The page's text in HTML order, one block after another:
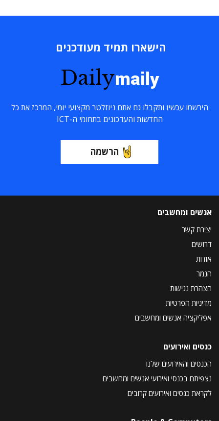
הישארו תמיד מעודכנים
Dailymaily
הירשמו עכשיו ותקבלו גם אתם ניוזלטר מקצועי יומי, המרכז את כל
החדשות והעדכונים בתחומי ה-ICT
הרשמה
אנשים ומחשבים
יצירת קשר
דרושים
אודות
הנמר
הצהרת נגישות
מדיניות הפרטיות
אפליקציה אנשים ומחשבים
כנסים ואירועים
הכנסים והאירועים שלנו
נצפיתם בכנסי ואירועי אנשים ומחשבים
לקראת כנסים ואירועים קרובים